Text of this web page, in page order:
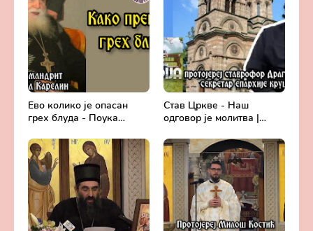
Ево колико је опасан
грех блуда - Поука
Карелина
Став Цркве - Наш
одговор је молитва |
крушевачке, отац Драги
Вешковац